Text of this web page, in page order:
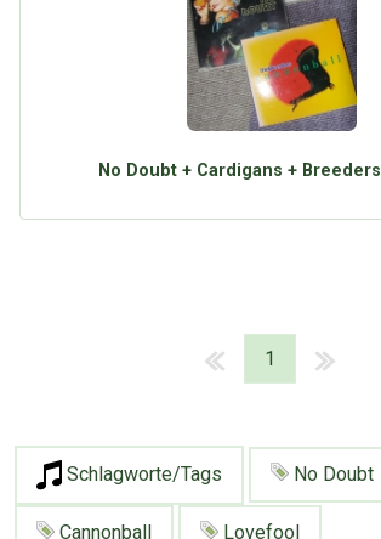
No Doubt + Cardigans + Breeders
1
Schlagworte/Tags No Doubt
Cannonball Lovefool